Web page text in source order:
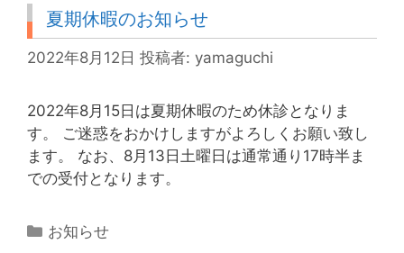
夏期休暇のお知らせ
2022年8月12日 投稿者: yamaguchi
2022年8月15日は夏期休暇のため休診となりま
す。 ご迷惑をおかけしますがよろしくお願い致し
ます。 なお、8月13日土曜日は通常通り17時半ま
での受付となります。
カ
お知らせ